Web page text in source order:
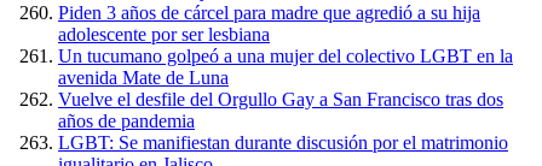
Piden 3 años de cárcel para madre que agredió a su hija
adolescente por ser lesbiana
Un tucumano golpeó a una mujer del colectivo LGBT en la
avenida Mate de Luna
Vuelve el desfile del Orgullo Gay a San Francisco tras dos
años de pandemia
LGBT: Se manifiestan durante discusión por el matrimonio